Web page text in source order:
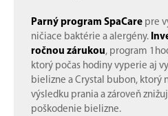
Parný program SpaCare pre
ničiace baktérie a alergény.
ročnou zárukou, program
ktorý počas hodiny vyperie aj
bielizne a Crystal bubon, ktorý
výsledku prania a zároveň
poškodenie bielizne.